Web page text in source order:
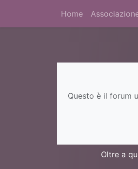
Home
Questo è il forum
Oltre a